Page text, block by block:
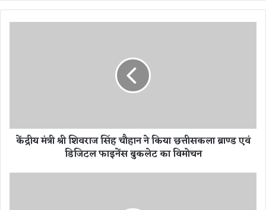
रा
केंद्रीय मंत्री श्री शिवराज सिंह चौहान ने किया छत्तीसकला ब्राण्ड एवं
डिजिटल फाइनेंस बुकलेट का विमोचन